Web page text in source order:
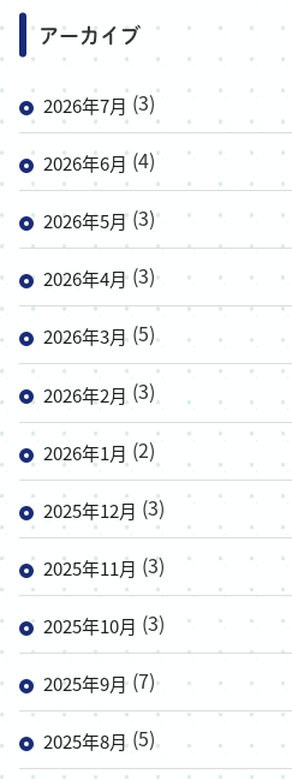
アーカイブ
2026年7月 (3)
2026年6月(4)
2026年5月(3)
2026年4月(3)
2026年3月(5)
2026年2月 (3)
2026年1月 (2)
2025年12月 (3)
2025年11月 (3)
2025年10月 (3)
2025年9月(7)
2025年8月(5)